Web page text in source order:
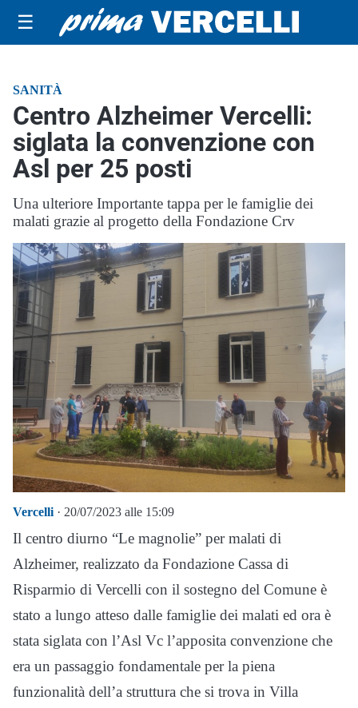
☰
SANITÀ
Centro Alzheimer Vercelli:
siglata la convenzione con
Asl per 25 posti
Una ulteriore Importante tappa per le famiglie dei
malati grazie al progetto della Fondazione Crv
Vercelli · 20/07/2023 alle 15:09
Il centro diurno “Le magnolie” per malati di
Alzheimer, realizzato da Fondazione Cassa di
Risparmio di Vercelli con il sostegno del Comune è
stato a lungo atteso dalle famiglie dei malati ed ora è
stata siglata con l’Asl Vc l’apposita convenzione che
era un passaggio fondamentale per la piena
funzionalità dell’a struttura che si trova in Villa